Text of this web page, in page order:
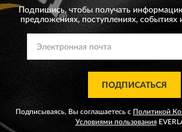
Подпишись, чтобы получать
предложениях, поступлениях,
ПОДПИСАТЬСЯ
Подписываясь, Вы соглашаетесь с Политикой
Условиями пользования